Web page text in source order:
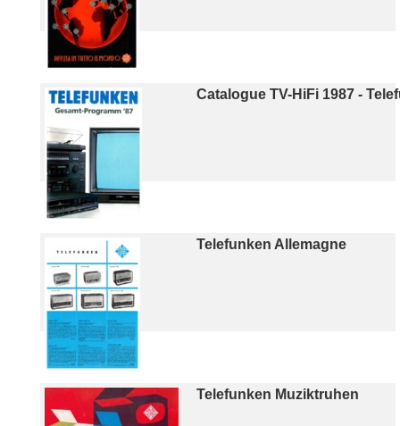
Catalogue TV-HiFi 1987 -
Telefunken Allemagne
Telefunken Muziktruhen